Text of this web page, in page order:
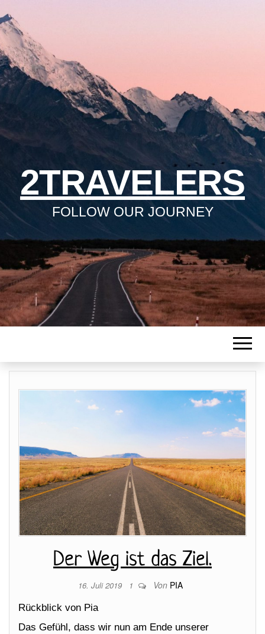
2TRAVELERS
FOLLOW OUR JOURNEY
Der Weg ist das Ziel.
16. Juli 2019 1 Von PIA
Rückblick von Pia
Das Gefühl, dass wir nun am Ende unserer